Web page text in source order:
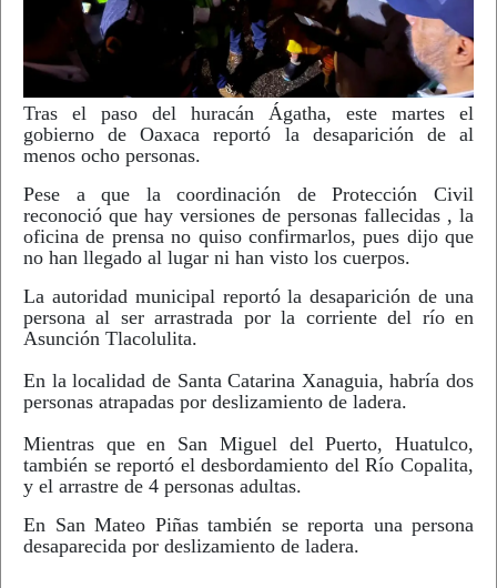
Tras el paso del huracán Ágatha, este martes el
gobierno de Oaxaca reportó la desaparición de al
menos ocho personas.
Pese a que la coordinación de Protección Civil
reconoció que hay versiones de personas fallecidas , la
oficina de prensa no quiso confirmarlos, pues dijo que
no han llegado al lugar ni han visto los cuerpos.
La autoridad municipal reportó la desaparición de una
persona al ser arrastrada por la corriente del río en
Asunción Tlacolulita.
En la localidad de Santa Catarina Xanaguia, habría dos
personas atrapadas por deslizamiento de ladera.
Mientras que en San Miguel del Puerto, Huatulco,
también se reportó el desbordamiento del Río Copalita,
y el arrastre de 4 personas adultas.
En San Mateo Piñas también se reporta una persona
desaparecida por deslizamiento de ladera.